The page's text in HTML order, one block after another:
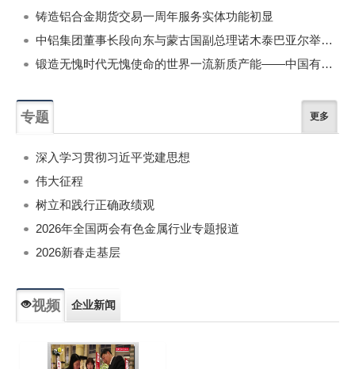
铸造铝合金期货交易一周年服务实体功能初显
中铝集团董事长段向东与蒙古国副总理诺木泰巴亚尔举行会谈
锻造无愧时代无愧使命的世界一流新质产能——中国有色金属工业的战略应对与破局之道（二）
专题 更多
深入学习贯彻习近平党建思想
伟大征程
树立和践行正确政绩观
2026年全国两会有色金属行业专题报道
2026新春走基层
视频 企业新闻